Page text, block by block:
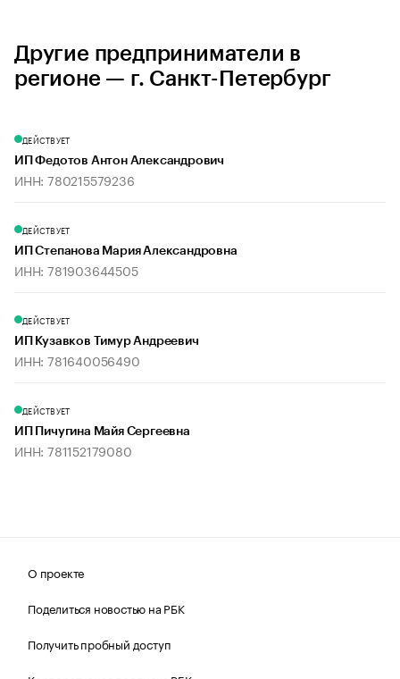
Другие предприниматели в
регионе — г. Санкт-Петербург
ДЕЙСТВУЕТ
ИП Федотов Антон Александрович
ИНН: 780215579236
ДЕЙСТВУЕТ
ИП Степанова Мария Александровна
ИНН: 781903644505
ДЕЙСТВУЕТ
ИП Кузавков Тимур Андреевич
ИНН: 781640056490
ДЕЙСТВУЕТ
ИП Пичугина Майя Сергеевна
ИНН: 781152179080
О проекте
Поделиться новостью на РБК
Получить пробный доступ